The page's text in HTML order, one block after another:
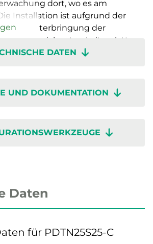
dort, wo es am
Installation ist aufgrund der
Unterbringung der
gekennzeichneten Leiterplatten
Drehschalter mühelos
Sie sich auf die Leistung statt
zusammenkommen.
DATEN
UND DOKUMENTATION
Daten
für PDTN25S25-C